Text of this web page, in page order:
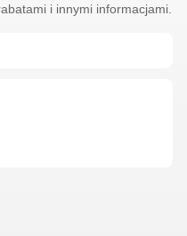
i innymi informacjami.